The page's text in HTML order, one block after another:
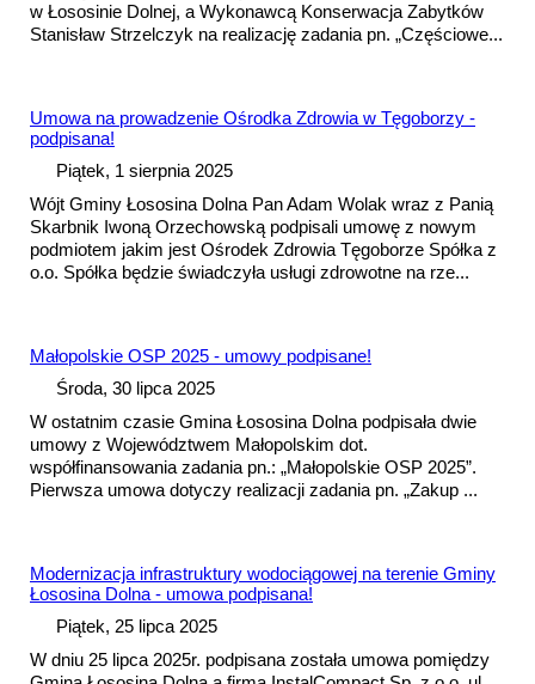
w Łososinie Dolnej, a Wykonawcą Konserwacja Zabytków
Stanisław Strzelczyk na realizację zadania pn. „Częściowe...
Umowa na prowadzenie Ośrodka Zdrowia w Tęgoborzy -
podpisana!
Piątek, 1 sierpnia 2025
Wójt Gminy Łososina Dolna Pan Adam Wolak wraz z Panią
Skarbnik Iwoną Orzechowską podpisali umowę z nowym
podmiotem jakim jest Ośrodek Zdrowia Tęgoborze Spółka z
o.o. Spółka będzie świadczyła usługi zdrowotne na rze...
Małopolskie OSP 2025 - umowy podpisane!
Środa, 30 lipca 2025
W ostatnim czasie Gmina Łososina Dolna podpisała dwie
umowy z Województwem Małopolskim dot.
współfinansowania zadania pn.: „Małopolskie OSP 2025”.
Pierwsza umowa dotyczy realizacji zadania pn. „Zakup ...
Modernizacja infrastruktury wodociągowej na terenie Gminy
Łososina Dolna - umowa podpisana!
Piątek, 25 lipca 2025
W dniu 25 lipca 2025r. podpisana została umowa pomiędzy